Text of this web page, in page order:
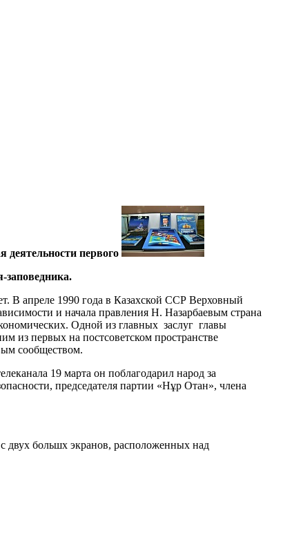
первого
заповедника.
В апреле 1990 года в Казахской ССР Верховный
и начала правления Н. Назарбаевым страна
Одной из главных заслуг главы
из первых на постсоветском пространстве
сообществом.
19 марта он поблагодарил народ за
председателя партии «Нұр Отан», члена
двух большх экранов, расположенных над